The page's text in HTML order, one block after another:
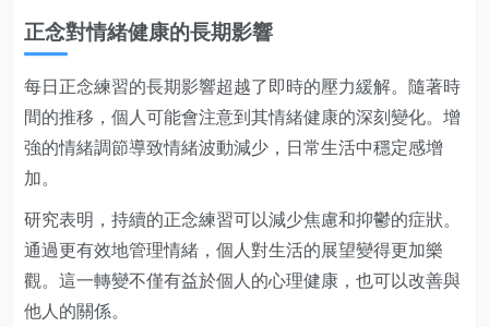
正念對情緒健康的長期影響
每日正念練習的長期影響超越了即時的壓力緩解。隨著時
間的推移，個人可能會注意到其情緒健康的深刻變化。增
強的情緒調節導致情緒波動減少，日常生活中穩定感增
加。
研究表明，持續的正念練習可以減少焦慮和抑鬱的症狀。
通過更有效地管理情緒，個人對生活的展望變得更加樂
觀。這一轉變不僅有益於個人的心理健康，也可以改善與
他人的關係。